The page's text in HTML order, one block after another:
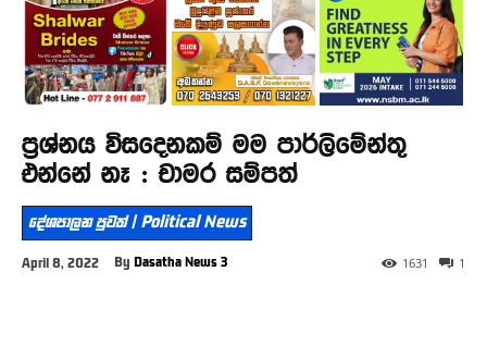
ප්‍රශ්නය විසදෙනකම් මම පාර්ලිමේන්තු
එන්නේ නෑ : චාමර සම්පත්
දේශපාලන පුවත් | Political News
April 8, 2022 By Dasatha News 3 1
1631